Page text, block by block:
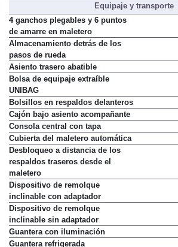
Equipaje y transporte
4 ganchos plegables y 6 puntos
de amarre en maletero
Almacenamiento detrás de los
pasos de rueda
Asiento trasero abatible
Bolsa de equipaje extraíble
UNIBAG
Bolsillos en respaldos delanteros
Cajón bajo asiento acompañante
Consola central con tapa
Cubierta del maletero automática
Desbloqueo a distancia de los
respaldos traseros desde el
maletero
Dispositivo de remolque
inclinable con adaptador
Dispositivo de remolque
inclinable sin adaptador
Guantera con iluminación